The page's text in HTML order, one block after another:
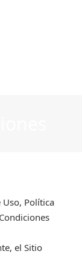
Uso, Política
el Sitio